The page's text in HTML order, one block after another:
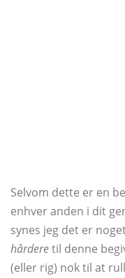
Selvom dette er en
enhver anden i dit
synes jeg det er
hårderetil denne
(eller rig) nok til at